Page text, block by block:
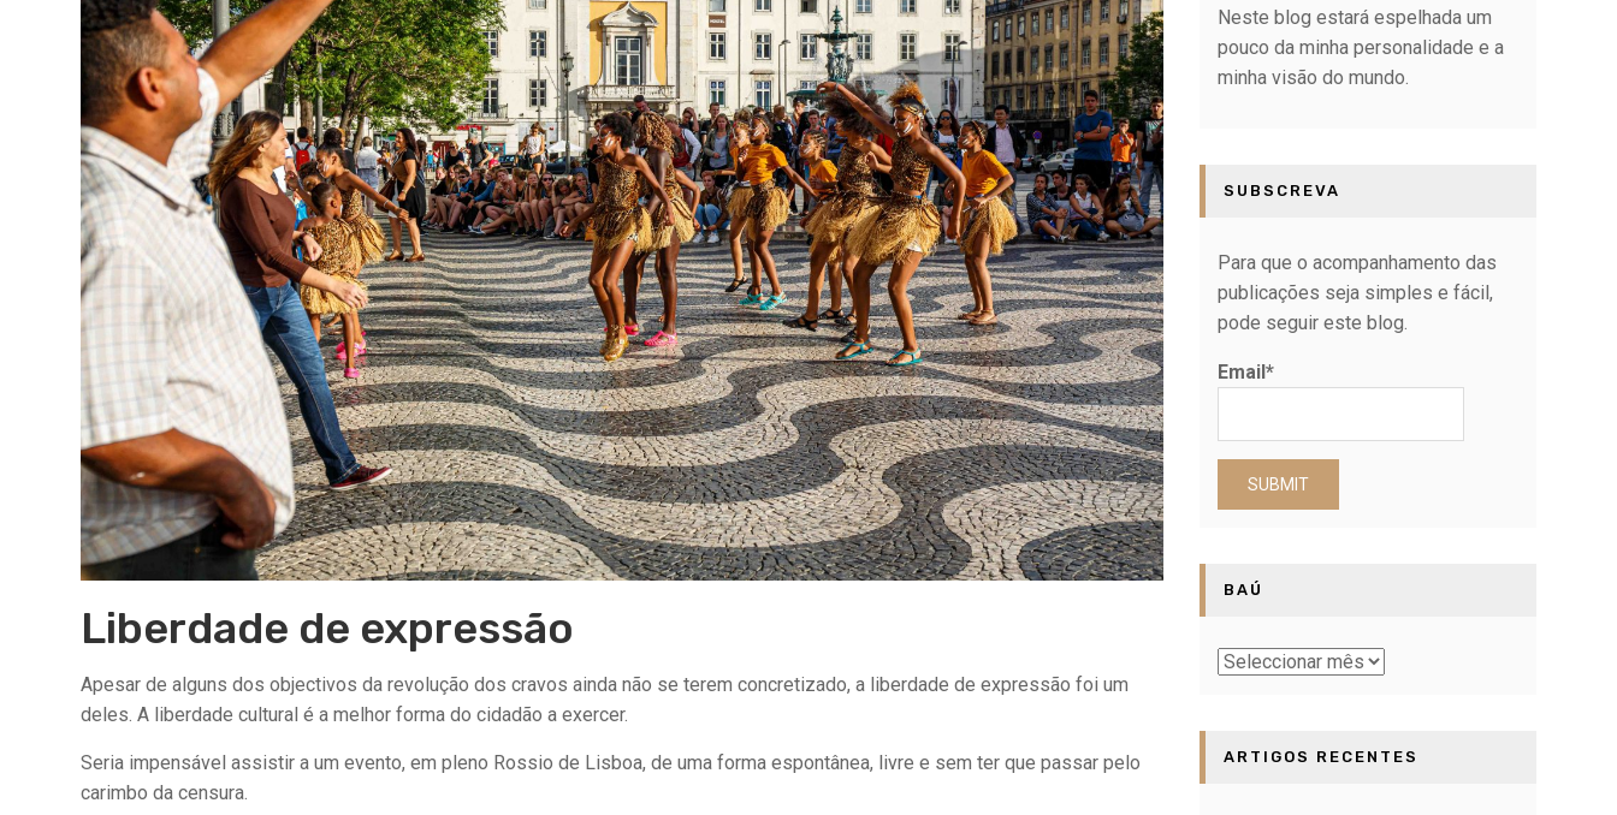
Liberdade de expressão
Apesar de alguns dos objectivos da revolução dos cravos ainda não se terem concretizado, a liberdade de expressão foi um
deles. A liberdade cultural é a melhor forma do cidadão a exercer.
Seria impensável assistir a um evento, em pleno Rossio de Lisboa, de uma forma espontânea, livre e sem ter que passar pelo
carimbo da censura.
Neste blog estará espelhada um
pouco da minha personalidade e a
minha visão do mundo.
SUBSCREVA
Para que o acompanhamento das
publicações seja simples e fácil,
pode seguir este blog.
Email*
BAÚ
Baú
ARTIGOS RECENTES